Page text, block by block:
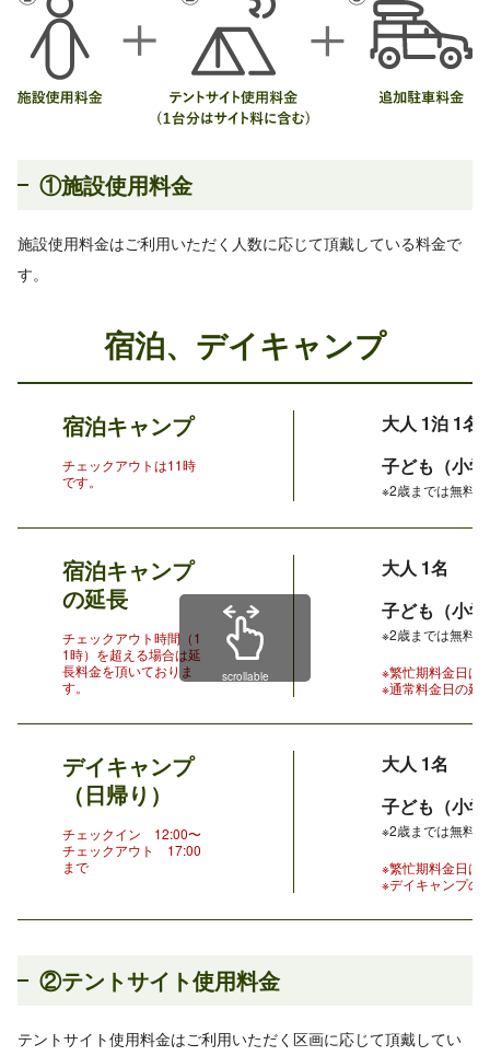
①施設使用料金
施設使用料金はご利用いただく人数に応じて頂戴している料金で
す。
宿泊、デイキャンプ
宿泊キャンプ
チェックアウトは11時
です。
大人 1泊 1名
子ども（小
※2歳までは無料
宿泊キャンプ
の延長
チェックアウト時間（1
1時）を超える場合は延
長料金を頂いておりま
す。
大人 1名
子ども（小
※2歳までは無料
※繁忙期料金日は
※通常料金日の延
デイキャンプ
（日帰り）
チェックイン 12:00〜
チェックアウト 17:00
まで
大人 1名
子ども（小
※2歳までは無料
※繁忙期料金日は
※デイキャンプの
scrollable
②テントサイト使用料金
テントサイト使用料金はご利用いただく区画に応じて頂戴してい